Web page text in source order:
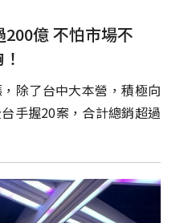
億 不怕市場不
除了台中大本營，積極向
手握20案，合計總銷超過